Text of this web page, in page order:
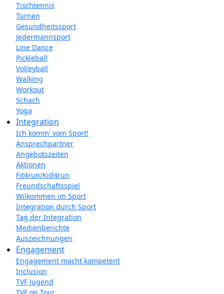
Tischtennis
Turnen
Gesundheitssport
Jedermannsport
Line Dance
Pickleball
Volleyball
Walking
Workout
Schach
Yoga
Integration
Ich komm' vom Sport!
Ansprechpartner
Angebotszeiten
Aktionen
Fit4run/Kid4run
Freundschaftsspiel
Wilkommen im Sport
Integration durch Sport
Tag der Integration
Medienberichte
Auszeichnungen
Engagement
Engagement macht kompetent
Inclusion
TVF Jugend